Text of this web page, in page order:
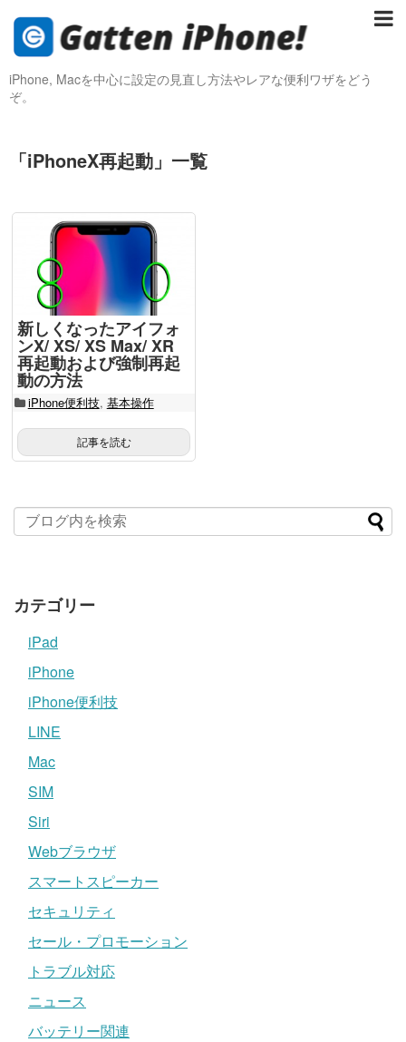
iPhone, Macを中心に設定の見直し方法やレアな便利ワザをどう
ぞ。
「iPhoneX再起動 」 一覧
新しくなったアイフォ
ンX/ XS/ XS Max/ XR
再起動および強制再起
動の方法
iPhone便利技, 基本操作
記事を読む
カテゴリー
iPad
iPhone
iPhone便利技
LINE
Mac
SIM
Siri
Webブラウザ
スマートスピーカー
セキュリティ
セール・プロモーション
トラブル対応
ニュース
バッテリー関連